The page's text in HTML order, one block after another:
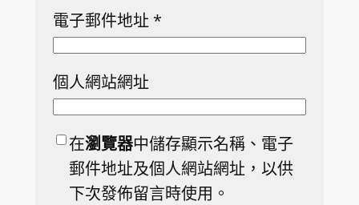
電子郵件地址 *
個人網站網址
在瀏覽器中儲存顯示名稱、電子
郵件地址及個人網站網址，以供
下次發佈留言時使用。